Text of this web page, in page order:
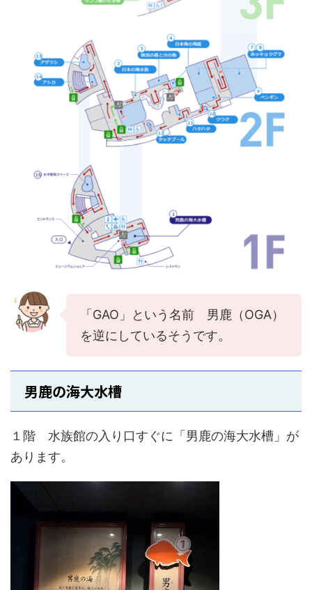
「GAO」という名前 男鹿（OGA）
を逆にしているそうです。
男鹿の海大水槽
１階 水族館の入り口すぐに「男鹿の海大水槽」が
あります。